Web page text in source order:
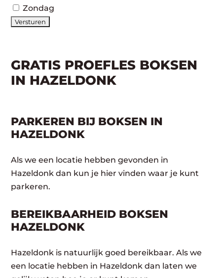
Zondag
GRATIS PROEFLES BOKSEN
IN HAZELDONK
PARKEREN BIJ BOKSEN IN
HAZELDONK
Als we een locatie hebben gevonden in
Hazeldonk dan kun je hier vinden waar je kunt
parkeren.
BEREIKBAARHEID BOKSEN
HAZELDONK
Hazeldonk is natuurlijk goed bereikbaar. Als we
een locatie hebben in Hazeldonk dan laten we